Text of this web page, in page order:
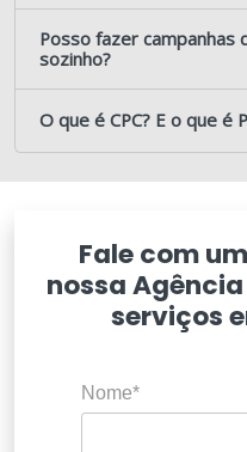
Posso fazer campanhas
sozinho?
O que é CPC? E o que é
Fale com
nossa
serviços
Nome*